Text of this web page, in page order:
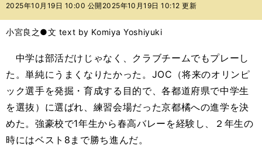
バ
2025年10月19日 10:00 公開 2025年10月19日 10:12 更新
小宮良之●文 text by Komiya Yoshiyuki
中学は部活だけじゃなく、クラブチームでもプレーし
た。単純にうまくなりたかった。JOC（将来のオリンピ
ック選手を発掘・育成する目的で、各都道府県で中学生
を選抜）に選ばれ、練習会場だった京都橘への進学を決
めた。強豪校で1年生から春高バレーを経験し、２年生の
時にはベスト8まで勝ち進んだ。